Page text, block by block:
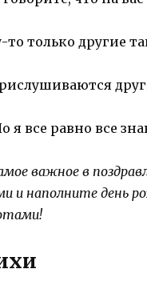
только другие
я все равно все
важное в
и наполните день